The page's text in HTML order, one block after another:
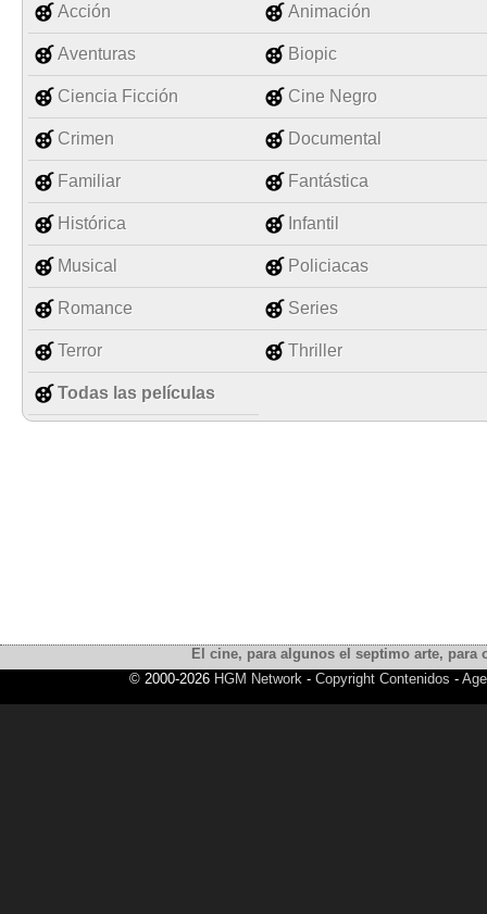
Acción Animación
Aventuras Biopic
Ciencia Ficción Cine Negro
Crimen Documental
Familiar Fantástica
Histórica Infantil
Musical Policiacas
Romance Series
Terror Thriller
Todas las películas
El cine, para algunos el septimo arte,
© 2000-2026 HGM Network - Copyright Contenidos -